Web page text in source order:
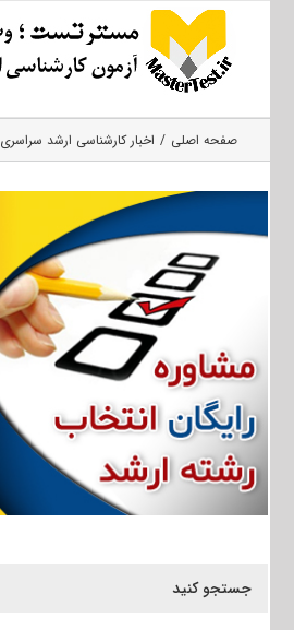
صفحه اصلی اخبار کارشناسی ارشد سراسری
جستجو کنید